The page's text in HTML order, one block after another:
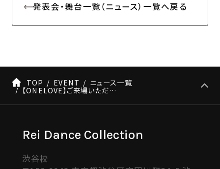
発表会・舞台一覧（ニュース）一覧へ戻る
TOP EVENT ニュース一覧
【ONELOVE】ご来場いただくお客様へ
Rei Dance Collection
渋谷校